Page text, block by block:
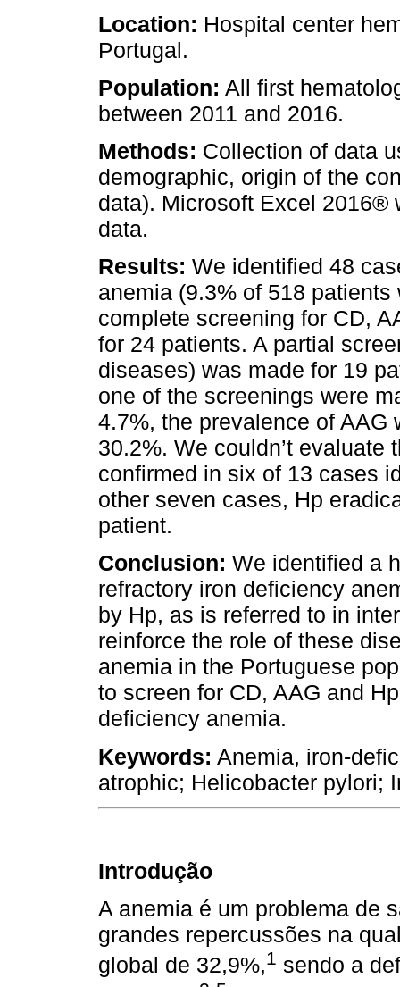
Location: Hospital center
Portugal.
Population: All first
between 2011 and 2016.
Methods: Collection of data
demographic, origin of the
data). Microsoft Excel 2016®
data.
Results: We identified 48
anemia (9.3% of 518
complete screening for CD,
for 24 patients. A partial
diseases) was made for 19
one of the screenings were
4.7%, the prevalence of AAG
30.2%. We couldn’t evaluate
confirmed in six of 13 cases
other seven cases, Hp
patient.
Conclusion: We identified a
refractory iron deficiency
by Hp, as is referred to in
reinforce the role of these
anemia in the Portuguese
to screen for CD, AAG and
deficiency anemia.
Keywords: Anemia, iron-
atrophic; Helicobacter pylori;
Introdução
A anemia é um problema de
grandes repercussões na
global de 32,9%,1 sendo a